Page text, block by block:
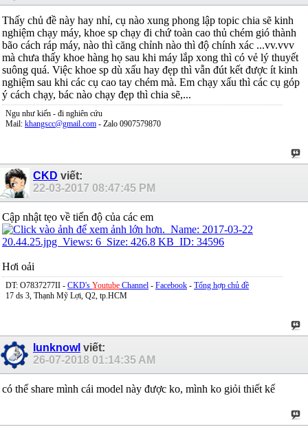
Thấy chủ đề này hay nhỉ, cụ nào xung phong lập topic chia sẽ kinh
nghiệm chạy máy, khoe sp chạy đi chứ toàn cao thủ chém gió thành
bão cách ráp máy, nào thì căng chỉnh nào thì độ chính xác ...vv.vvv
mà chưa thấy khoe hàng họ sau khi máy lắp xong thì có vẻ lý thuyết
suông quá. Việc khoe sp dù xấu hay đẹp thì vẫn đút kết được ít kinh
nghiệm sau khi các cụ cao tay chém mà. Em chạy xấu thì các cụ góp
ý cách chạy, bác nào chạy đẹp thì chia sẽ,...
Ngu như kiến - đi nghiên cứu
Mail: khangscc@gmail.com - Zalo 0907579870
CKD viết:
22-03-2017 08:47:45 PM
Cập nhật tẹo về tiến độ của các em
Hơi oải
DT: O7837277II - CKD's Youtube Channel - Facebook - Tổng hợp chủ đề
17 ds 3, Thạnh Mỹ Lợi, Q2, tp.HCM
lunknowl viết:
26-07-2018 01:14:35 AM
có thể share mình cái model này được ko, mình ko giỏi thiết kế